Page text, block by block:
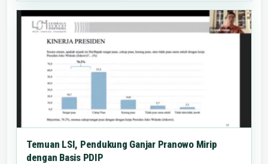
Temuan LSI, Pendukung Ganjar Pranowo Mirip
dengan Basis PDIP